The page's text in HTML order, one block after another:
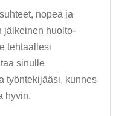
nopea ja
jälkeinen huolto-
tehtaallesi
sinulle
työntekijääsi, kunnes
hyvin.